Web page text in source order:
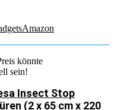
Amazon
könnte
sein!
Insect Stop
(2 x 65 cm x 220